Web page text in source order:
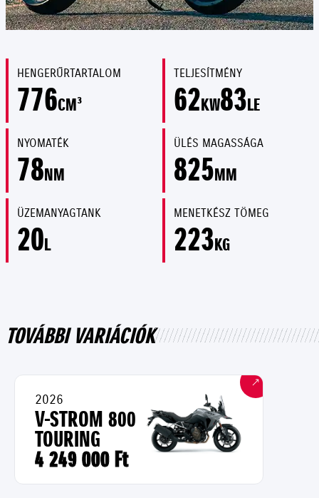
HENGERŰRTARTALOM
776CM³
TELJESÍTMÉNY
62KW83LE
NYOMATÉK
78NM
ÜLÉS MAGASSÁGA
825MM
ÜZEMANYAGTANK
20L
MENETKÉSZ TÖMEG
223KG
TOVÁBBI VARIÁCIÓK
2026
V-STROM 800
TOURING
4 249 000 Ft